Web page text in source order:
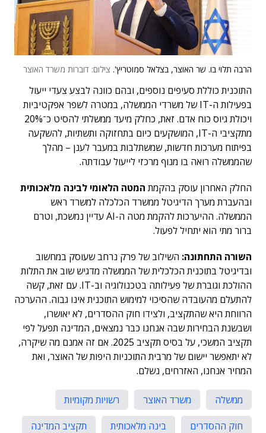
הרבה תלוי בו. שר האוצר, בצלאל סמוטריץ'. צילום: דוברות משרד האוצר
התוכנית כוללת סעיפים נוספים, ובהם כוונה לבצע צעדי ייעול
בפעילות ה-IT של משרדי הממשלה, במטרה לשפר אפקטיביות
ויכולת גיוס כוח אדם. זאת, כחלק מיעד ממשלתי להסיט כ־20%
מתקציבי ה-IT, המושקעים כיום בתחזוקה ותשתיות, להשקעה
בפיתוח מערכות חדשות, שמשתלבות במעבר לענן – מהלך
שהממשלה רואה בו מנוף מרכזי לייעול עבודתה.
החלק האחרון עוסק בהקמת המטה הלאומי לבינה מלאכותית
ובהעברת מערך הדיגיטל ממשרד הכלכלה למשרד ראש
הממשלה. ההיערכות להקמת מטה ה-AI עדיין נמשכת, וטרם
ברור מתי הוא יתחיל לפעול.
השורה התחתונה: השילוב של פרק נרחב שעוסק במחשוב
ובדיגיטל בתוכנית הכלכלית של הממשלה מדגיש שוב את התלות
ההולכת וגוברת של פעילותה בטכנולוגיה וב-IT. עם זאת, קשה
להתעלם מהעובדה שהסיכוי למימוש התוכנית אינו גבוה. ההערכה
הרווחת היא שהתקציב, ולצידו חוק ההסדרים, לא יאושרו,
ושבשנת הבחירות שבה אנחנו כבר נמצאים, המדינה תפעל לפי
תקציב המשכי, על בסיס תקציב 2025. אם זה אמנם מה שיקרה,
לא יתאפשר יישום של מרבית התוכניות היפות של האוצר, ואת
המחיר אנחנו, האזרחים, נשלם.
ממשלה משרד האוצר
רשויות מקומיות
חוק ההסדרים
בינה מלאכותית
תקציב המדינה